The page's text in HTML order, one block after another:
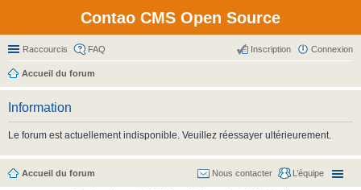
Contao CMS Open Source
Raccourcis FAQ Connexion
Inscription
Accueil du forum
Information
Le forum est actuellement indisponible. Veuillez réessayer ultérieurement.
Accueil du forum L’équipe
Nous contacter